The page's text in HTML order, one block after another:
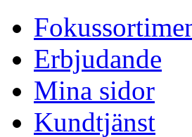
Erbjudande
Mina sidor
Kundtjänst